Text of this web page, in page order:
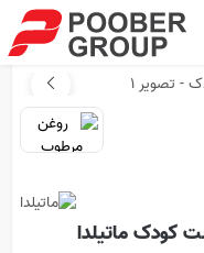
کودک ماتیلدا